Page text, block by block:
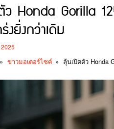
ว Honda Gorilla
งยิ่งกว่าเดิม
» ข่าวมอเตอร์ไซค์ » ลุ้นเปิดตัว Honda